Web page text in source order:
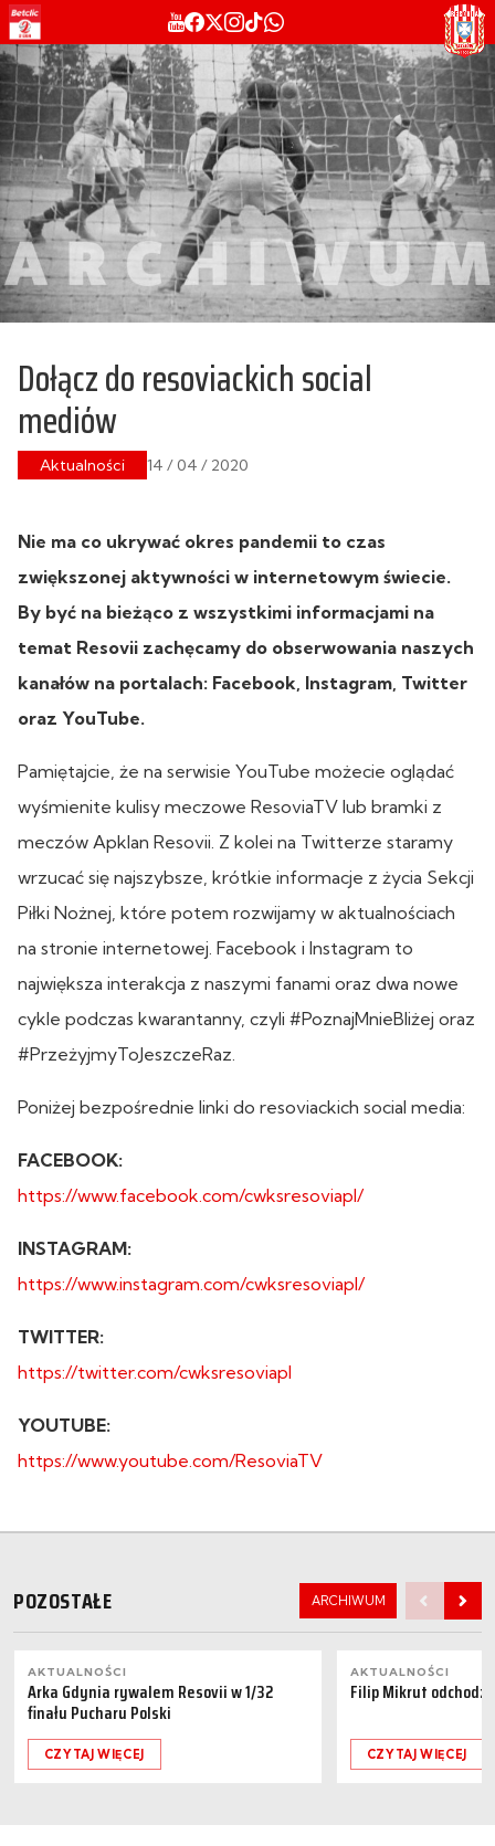
Dołącz do resoviackich social
mediów
Aktualności 14 / 04 / 2020
Nie ma co ukrywać okres pandemii to czas
zwiększonej aktywności w internetowym świecie.
By być na bieżąco z wszystkimi informacjami na
temat Resovii zachęcamy do obserwowania naszych
kanałów na portalach: Facebook, Instagram, Twitter
oraz YouTube.
Pamiętajcie, że na serwisie YouTube możecie oglądać
wyśmienite kulisy meczowe ResoviaTV lub bramki z
meczów Apklan Resovii. Z kolei na Twitterze staramy
wrzucać się najszybsze, krótkie informacje z życia Sekcji
Piłki Nożnej, które potem rozwijamy w aktualnościach
na stronie internetowej. Facebook i Instagram to
największa interakcja z naszymi fanami oraz dwa nowe
cykle podczas kwarantanny, czyli #PoznajMnieBliżej oraz
#PrzeżyjmyToJeszczeRaz.
Poniżej bezpośrednie linki do resoviackich social media:
FACEBOOK:
https://www.facebook.com/cwksresoviapl/
INSTAGRAM:
https://www.instagram.com/cwksresoviapl/
TWITTER:
https://twitter.com/cwksresoviapl
YOUTUBE:
https://www.youtube.com/ResoviaTV
POZOSTAŁE ARCHIWUM
AKTUALNOŚCI
Arka Gdynia rywalem Resovii w 1/32
finału Pucharu Polski
CZYTAJ WIĘCEJ
AKTUALNOŚCI
Filip Mikrut
CZYTAJ WIĘCEJ